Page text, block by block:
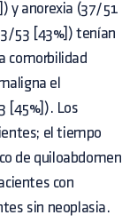
y anorexia (37/51
53 [43%]) tenían
comorbilidad
el
[45%]). Los
el tiempo
de quiloabdomen
con
sin neoplasia.